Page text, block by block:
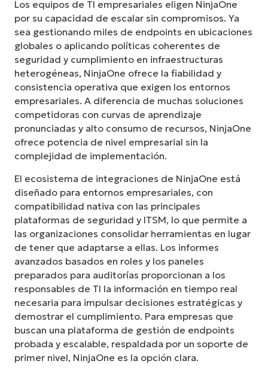
Los equipos de TI empresariales eligen NinjaOne
por su capacidad de escalar sin compromisos. Ya
sea gestionando miles de endpoints en ubicaciones
globales o aplicando políticas coherentes de
seguridad y cumplimiento en infraestructuras
heterogéneas, NinjaOne ofrece la fiabilidad y
consistencia operativa que exigen los entornos
empresariales. A diferencia de muchas soluciones
competidoras con curvas de aprendizaje
pronunciadas y alto consumo de recursos, NinjaOne
ofrece potencia de nivel empresarial sin la
complejidad de implementación.
El ecosistema de integraciones de NinjaOne está
diseñado para entornos empresariales, con
compatibilidad nativa con las principales
plataformas de seguridad y ITSM, lo que permite a
las organizaciones consolidar herramientas en lugar
de tener que adaptarse a ellas. Los informes
avanzados basados en roles y los paneles
preparados para auditorías proporcionan a los
responsables de TI la información en tiempo real
necesaria para impulsar decisiones estratégicas y
demostrar el cumplimiento. Para empresas que
buscan una plataforma de gestión de endpoints
probada y escalable, respaldada por un soporte de
primer nivel, NinjaOne es la opción clara.